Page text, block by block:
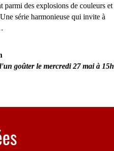
parmi des explosions de couleurs et
série harmonieuse qui invite à
goûter le mercredi 27 mai à 15h